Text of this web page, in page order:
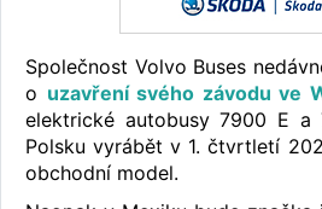
Společnost Volvo Buses
o uzavření svého závodu ve
elektrické autobusy 7900 E a
Polsku vyrábět v 1. čtvrtletí
obchodní model.